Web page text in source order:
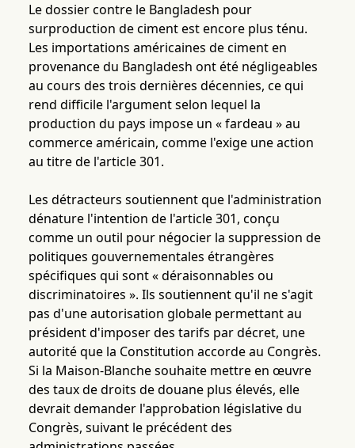
Le dossier contre le Bangladesh pour
surproduction de ciment est encore plus ténu.
Les importations américaines de ciment en
provenance du Bangladesh ont été négligeables
au cours des trois dernières décennies, ce qui
rend difficile l'argument selon lequel la
production du pays impose un « fardeau » au
commerce américain, comme l'exige une action
au titre de l'article 301.
Les détracteurs soutiennent que l'administration
dénature l'intention de l'article 301, conçu
comme un outil pour négocier la suppression de
politiques gouvernementales étrangères
spécifiques qui sont « déraisonnables ou
discriminatoires ». Ils soutiennent qu'il ne s'agit
pas d'une autorisation globale permettant au
président d'imposer des tarifs par décret, une
autorité que la Constitution accorde au Congrès.
Si la Maison-Blanche souhaite mettre en œuvre
des taux de droits de douane plus élevés, elle
devrait demander l'approbation législative du
Congrès, suivant le précédent des